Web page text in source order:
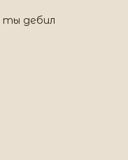
ты дебил